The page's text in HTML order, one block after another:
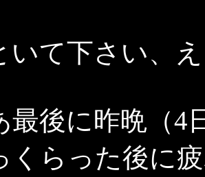
いて下さい、
最後に昨晩（4
くらった後に